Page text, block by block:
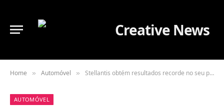
Home » Automóvel » Stellantis obtém resultados recorde no seu primeiro ano de atividade com 11,8% de Margem Operacional (“AOI”) e 13,4 mil milhões de euros de Resultado Líquido, numa base Pro Forma
AUTOMÓVEL